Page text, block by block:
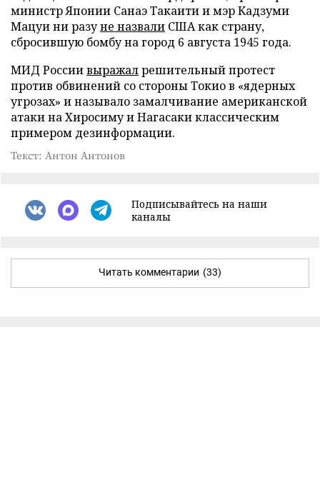
министр Японии Санаэ Такаити и мэр Кадзуми
Мацуи ни разуне назвали США как страну,
сбросившую бомбу на город 6 августа 1945 года.
МИД Россиивыражалрешительный протест
против обвинений со стороны Токио в «ядерных
угрозах» и называло замалчивание американской
атаки на Хиросиму и Нагасаки классическим
примером дезинформации.
Текст: Антон Антонов
Подписывайтесь на наши
каналы
Читать комментарии (33)